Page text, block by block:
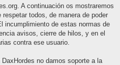
A continuación os mostraremos
todos, de manera de poder
incumplimiento de estas normas de
avisos, cierre de hilos, y en el
contra ese usuario.
no damos soporte a la